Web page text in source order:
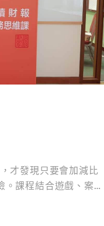
才發現只要會加減比
。課程結合遊戲、案